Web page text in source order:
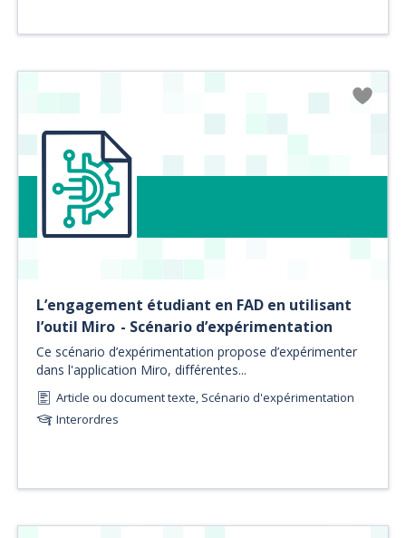
L’engagement étudiant en FAD en utilisant
l’outil Miro - Scénario d’expérimentation
Ce scénario d’expérimentation propose d’expérimenter
dans l'application Miro, différentes...
Article ou document texte, Scénario d'expérimentation
Interordres